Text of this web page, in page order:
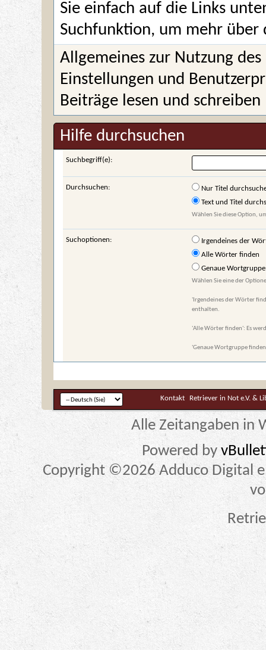
Sie einfach auf die Links
Suchfunktion, um mehr über
Allgemeines zur Nutzung des
Einstellungen und
Beiträge lesen und schreiben
Hilfe durchsuchen
Suchbegriff(e):
Durchsuchen:
Nur Titel
Text und Titel
Wählen Sie diese Option,
Suchoptionen:
Irgendeines der
Alle Wörter finden
Genaue
Wählen Sie eine der
'Irgendeines der Wörter
enthalten.
'Alle Wörter finden': Es
'Genaue Wortgruppe
Kontakt Retriever in Not e.V. &
Alle Zeitangaben in
Powered by
Copyright ©2026 Adduco Digital